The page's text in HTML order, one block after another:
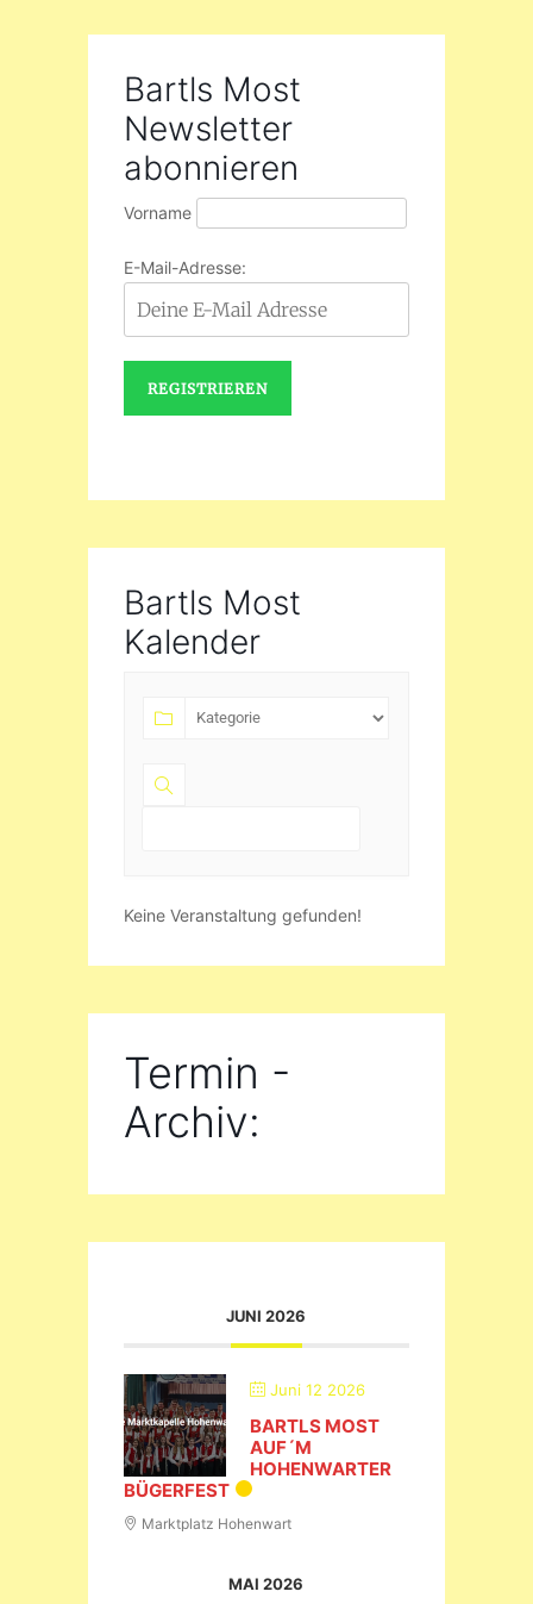
Bartls Most
Newsletter
abonnieren
Vorname
E-Mail-Adresse:
Bartls Most
Kalender
Keine Veranstaltung gefunden!
Termin -
Archiv:
JUNI 2026
Juni 12 2026
BARTLS MOST
AUF´M
HOHENWARTER
BÜGERFEST
Marktplatz Hohenwart
MAI 2026